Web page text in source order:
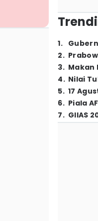
1.
2.
3. Makan
4. Nilai
5. 17
6. Piala
7. GIIAS